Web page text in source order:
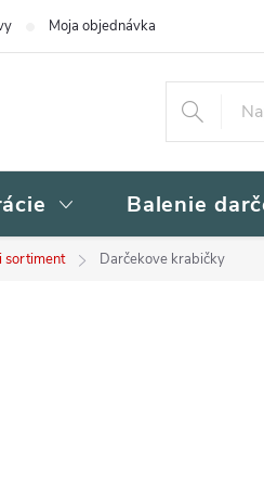
Moja objednávka
Balenie
sortiment Darčekove krabičky